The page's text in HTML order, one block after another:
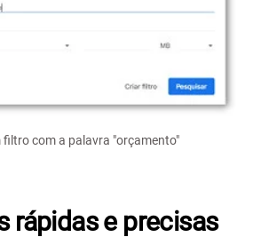
filtro com a palavra "orçamento"
rápidas e precisas